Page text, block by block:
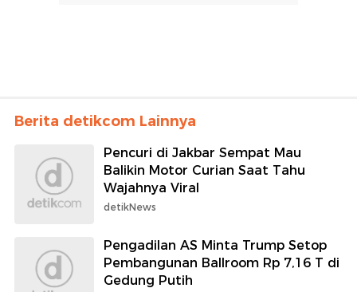
Berita detikcom Lainnya
Pencuri di Jakbar Sempat Mau
Balikin Motor Curian Saat Tahu
Wajahnya Viral
detikNews
Pengadilan AS Minta Trump Setop
Pembangunan Ballroom Rp 7,16 T di
Gedung Putih